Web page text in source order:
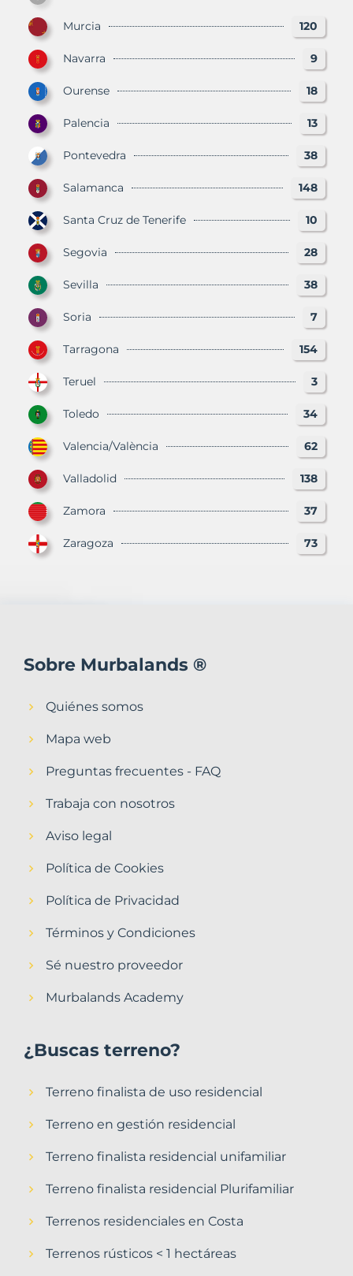
Murcia 120
Navarra 9
Ourense 18
Palencia 13
Pontevedra 38
Salamanca 148
Santa Cruz de Tenerife 10
Segovia 28
Sevilla 38
Soria 7
Tarragona 154
Teruel 3
Toledo 34
Valencia/València 62
Valladolid 138
Zamora 37
Zaragoza 73
Sobre Murbalands ®
Quiénes somos
Mapa web
Preguntas frecuentes - FAQ
Trabaja con nosotros
Aviso legal
Política de Cookies
Política de Privacidad
Términos y Condiciones
Sé nuestro proveedor
Murbalands Academy
¿Buscas terreno?
Terreno finalista de uso residencial
Terreno en gestión residencial
Terreno finalista residencial unifamiliar
Terreno finalista residencial Plurifamiliar
Terrenos residenciales en Costa
Terrenos rústicos < 1 hectáreas